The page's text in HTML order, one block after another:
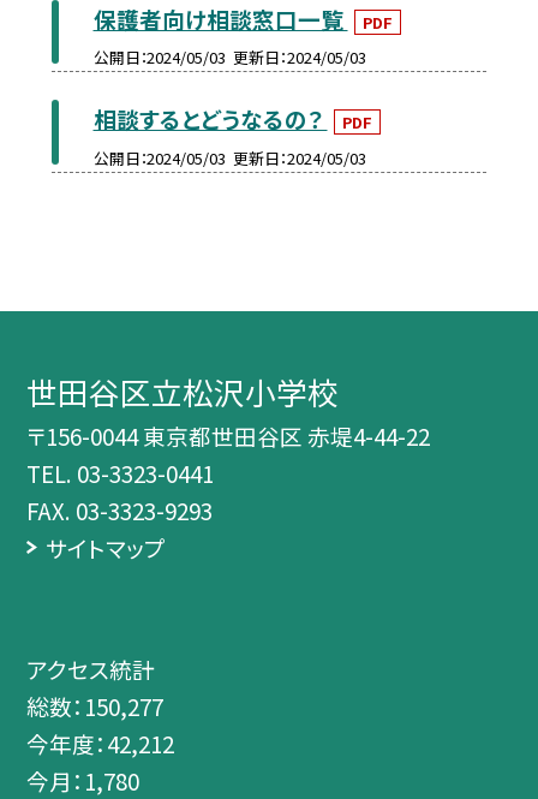
保護者向け相談窓口一覧
PDF
公開日 2024/05/03 更新日 2024/05/03
相談するとどうなるの？
PDF
公開日 2024/05/03 更新日 2024/05/03
世田谷区立松沢小学校
〒156-0044 東京都世田谷区 赤堤4-44-22
TEL. 03-3323-0441
FAX. 03-3323-9293
サイトマップ
アクセス統計
総数： 150,277
今年度：42,212
今月： 1,780